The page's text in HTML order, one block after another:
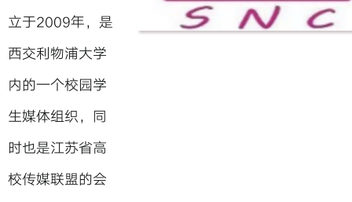
立于2009年，是
西交利物浦大学
内的一个校园学
生媒体组织，同
时也是江苏省高
校传媒联盟的会